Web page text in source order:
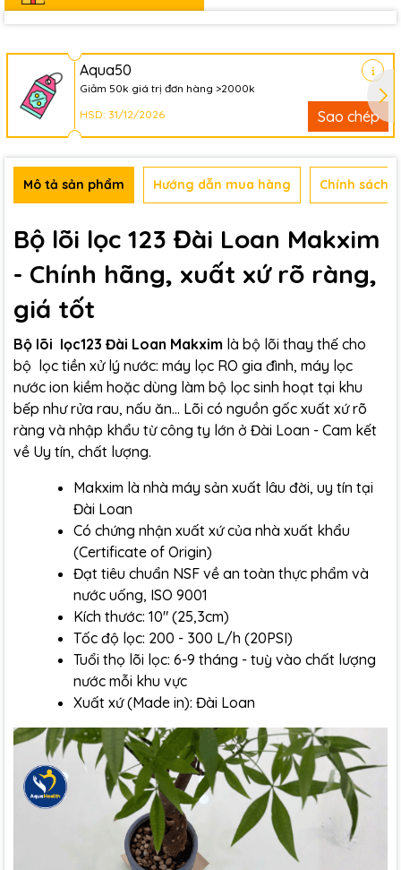
Aqua50
Giảm 50k giá trị đơn hàng >2000k
HSD: 31/12/2026
Sao chép
Mô tả sản phẩm Hướng dẫn mua hàng Chính sách
Bộ lõi lọc 123 Đài Loan Makxim
- Chính hãng, xuất xứ rõ ràng,
giá tốt
Bộ lõi lọc123 Đài Loan Makxim là bộ lõi thay thế cho
bộ lọc tiền xử lý nước: máy lọc RO gia đình, máy lọc
nước ion kiềm hoặc dùng làm bộ lọc sinh hoạt tại khu
bếp như rửa rau, nấu ăn... Lõi có nguồn gốc xuất xứ rõ
ràng và nhập khẩu từ công ty lớn ở Đài Loan - Cam kết
về Uy tín, chất lượng.
Makxim là nhà máy sản xuất lâu đời, uy tín tại
Đài Loan
Có chứng nhận xuất xứ của nhà xuất khẩu
(Certificate of Origin)
Đạt tiêu chuẩn NSF về an toàn thực phẩm và
nước uống, ISO 9001
Kích thước: 10" (25,3cm)
Tốc độ lọc: 200 - 300 L/h (20PSI)
Tuổi thọ lõi lọc: 6-9 tháng - tuỳ vào chất lượng
nước mỗi khu vực
Xuất xứ (Made in): Đài Loan